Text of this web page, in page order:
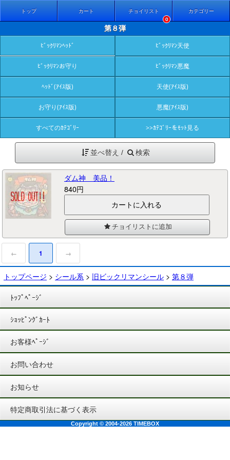
トップ カート
チョイリスト
0
カテゴリー
第８弾
ﾋﾞｯｸﾘﾏﾝﾍｯﾄﾞ ﾋﾞｯｸﾘﾏﾝ天使
ﾋﾞｯｸﾘﾏﾝお守り ﾋﾞｯｸﾘﾏﾝ悪魔
ﾍｯﾄﾞ(ｱｲｽ版) 天使(ｱｲｽ版)
お守り(ｱｲｽ版) 悪魔(ｱｲｽ版)
すべてのｶﾃｺﾞﾘｰ >>ｶﾃｺﾞﾘｰをﾓｯﾄ見る
並べ替え / 検索
ダム神 美品！
840円
チョイリストに追加
← 1 →
トップページ > シール系 > 旧ビックリマンシール > 第８弾
ﾄｯﾌﾟﾍﾟｰｼﾞ
ｼｮｯﾋﾟﾝｸﾞｶｰﾄ
お客様ﾍﾟｰｼﾞ
お問い合わせ
お知らせ
特定商取引法に基づく表示
Copyright © 2004-2026 TIMEBOX